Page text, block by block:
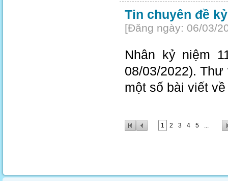
Tin chuyên đề
[Đăng ngày: 06/03/
Nhân kỷ niệm
08/03/2022).
một số bài viết
1 2 3 4 5 ...